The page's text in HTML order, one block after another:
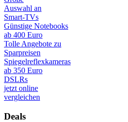
Auswahl an
Smart-TVs
Günstige Notebooks
ab 400 Euro
Tolle Angebote zu
Sparpreisen
Spiegelreflexkameras
ab 350 Euro
DSLRs
jetzt online
vergleichen
Deals